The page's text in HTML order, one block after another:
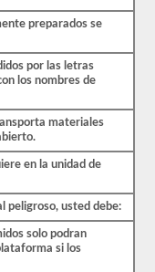
preparados se
por las letras
los nombres de
materiales
en la unidad de
peligroso, usted debe:
solo podran
si los